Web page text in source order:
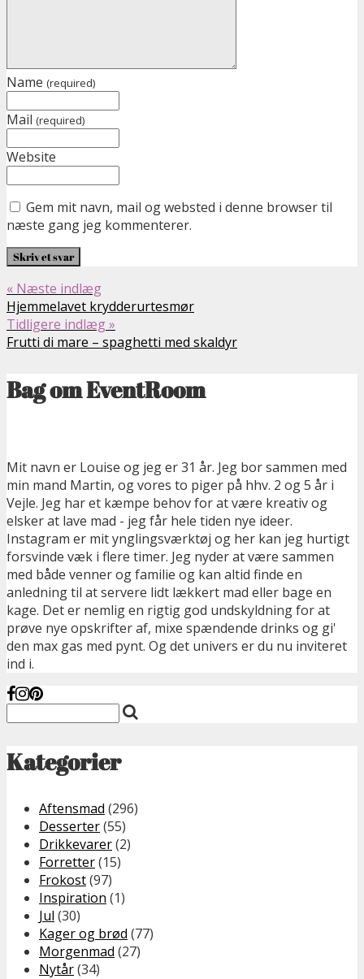
Name (required)
Mail (required)
Website
Gem mit navn, mail og websted i denne browser til
næste gang jeg kommenterer.
« Næste indlæg
Hjemmelavet krydderurtesmør
Tidligere indlæg »
Frutti di mare – spaghetti med skaldyr
Bag om EventRoom
Mit navn er Louise og jeg er 31 år. Jeg bor sammen med
min mand Martin, og vores to piger på hhv. 2 og 5 år i
Vejle. Jeg har et kæmpe behov for at være kreativ og
elsker at lave mad - jeg får hele tiden nye ideer.
Instagram er mit ynglingsværktøj og her kan jeg hurtigt
forsvinde væk i flere timer. Jeg nyder at være sammen
med både venner og familie og kan altid finde en
anledning til at servere lidt lækkert mad eller bage en
kage. Det er nemlig en rigtig god undskyldning for at
prøve nye opskrifter af, mixe spændende drinks og gi'
den max gas med pynt. Og det univers er du nu inviteret
ind i.
Kategorier
Aftensmad (296)
Desserter(55)
Drikkevarer(2)
Forretter(15)
Frokost(97)
Inspiration (1)
Jul (30)
Kager og brød (77)
Morgenmad (27)
Nytår(34)